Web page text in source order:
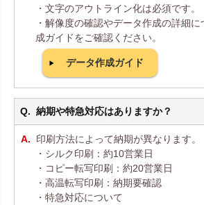
・文字のアウトライン化は必須です。
・解像度の確認やデータ作成の詳細
成ガイドをご確認ください。
データ作成ガイド
納期や特急対応はありますか？
印刷方法によって納期が異なります。
・シルク印刷：約10営業日
・コピー転写印刷：約20営業日
・高温転写印刷：納期要確認
・特急対応について